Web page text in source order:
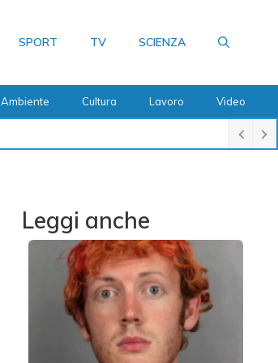
SPORT TV SCIENZA
Ambiente Cultura Lavoro Video
Leggi anche